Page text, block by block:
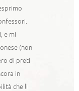
e mi
(non
di preti
in
che li